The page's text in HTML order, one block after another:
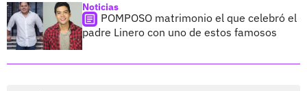
Noticias
POMPOSO matrimonio el que celebró el
padre Linero con uno de estos famosos